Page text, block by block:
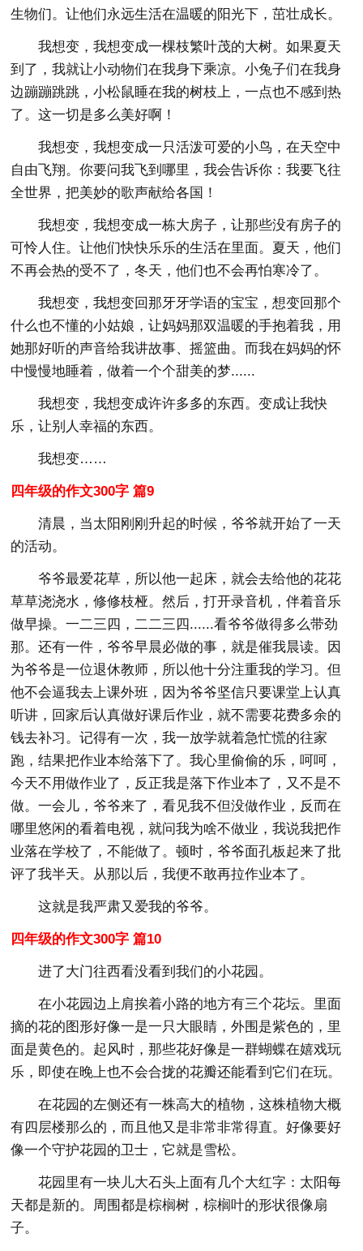
生物们。让他们永远生活在温暖的阳光下，茁壮成长。
我想变，我想变成一棵枝繁叶茂的大树。如果夏天
到了，我就让小动物们在我身下乘凉。小兔子们在我身
边蹦蹦跳跳，小松鼠睡在我的树枝上，一点也不感到热
了。这一切是多么美好啊！
我想变，我想变成一只活泼可爱的小鸟，在天空中
自由飞翔。你要问我飞到哪里，我会告诉你：我要飞往
全世界，把美妙的歌声献给各国！
我想变，我想变成一栋大房子，让那些没有房子的
可怜人住。让他们快快乐乐的生活在里面。夏天，他们
不再会热的受不了，冬天，他们也不会再怕寒冷了。
我想变，我想变回那牙牙学语的宝宝，想变回那个
什么也不懂的小姑娘，让妈妈那双温暖的手抱着我，用
她那好听的声音给我讲故事、摇篮曲。而我在妈妈的怀
中慢慢地睡着，做着一个个甜美的梦......
我想变，我想变成许许多多的东西。变成让我快
乐，让别人幸福的东西。
我想变……
四年级的作文300字 篇9
清晨，当太阳刚刚升起的时候，爷爷就开始了一天
的活动。
爷爷最爱花草，所以他一起床，就会去给他的花花
草草浇浇水，修修枝桠。然后，打开录音机，伴着音乐
做早操。一二三四，二二三四......看爷爷做得多么带劲
那。还有一件，爷爷早晨必做的事，就是催我晨读。因
为爷爷是一位退休教师，所以他十分注重我的学习。但
他不会逼我去上课外班，因为爷爷坚信只要课堂上认真
听讲，回家后认真做好课后作业，就不需要花费多余的
钱去补习。记得有一次，我一放学就着急忙慌的往家
跑，结果把作业本给落下了。我心里偷偷的乐，呵呵，
今天不用做作业了，反正我是落下作业本了，又不是不
做。一会儿，爷爷来了，看见我不但没做作业，反而在
哪里悠闲的看着电视，就问我为啥不做业，我说我把作
业落在学校了，不能做了。顿时，爷爷面孔板起来了批
评了我半天。从那以后，我便不敢再拉作业本了。
这就是我严肃又爱我的爷爷。
四年级的作文300字 篇10
进了大门往西看没看到我们的小花园。
在小花园边上肩挨着小路的地方有三个花坛。里面
摘的花的图形好像一是一只大眼睛，外围是紫色的，里
面是黄色的。起风时，那些花好像是一群蝴蝶在嬉戏玩
乐，即使在晚上也不会合拢的花瓣还能看到它们在玩。
在花园的左侧还有一株高大的植物，这株植物大概
有四层楼那么的，而且他又是非常非常得直。好像要好
像一个守护花园的卫士，它就是雪松。
花园里有一块儿大石头上面有几个大红字：太阳每
天都是新的。周围都是棕榈树，棕榈叶的形状很像扇
子。